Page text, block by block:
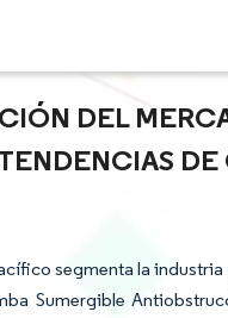
DEL
segmenta la
Sumergible